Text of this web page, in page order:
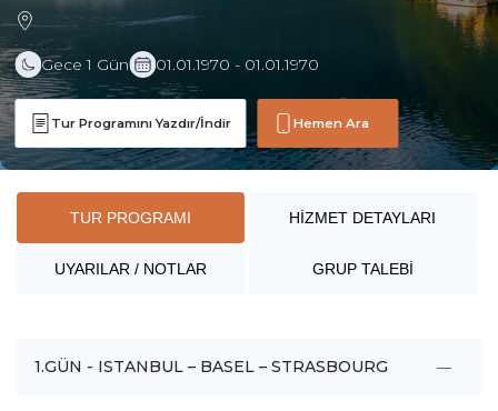
Gece 1 Gün 01.01.1970 - 01.01.1970
Tur Programını Yazdır/İndir Hemen Ara
TUR PROGRAMI HİZMET DETAYLARI
UYARILAR / NOTLAR GRUP TALEBİ
1.GÜN - ISTANBUL – BASEL – STRASBOURG